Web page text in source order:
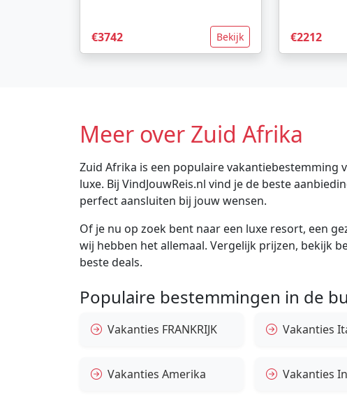
€3742 Bekijk €2212
Meer over Zuid Afrika
Zuid Afrika is een populaire vakantiebestemming
luxe. Bij VindJouwReis.nl vind je de beste
perfect aansluiten bij jouw wensen.
Of je nu op zoek bent naar een luxe resort, een
wij hebben het allemaal. Vergelijk prijzen, bekijk
beste deals.
Populaire bestemmingen in de
Vakanties FRANKRIJK Vakanties
Vakanties Amerika Vakanties